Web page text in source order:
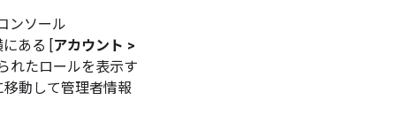
ンソール
にある [アカウント >
れたロールを表示す
移動して管理者情報